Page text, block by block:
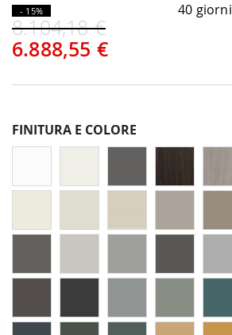
6.888,55 €
8.104,18 €
- 15% 40 giorni
FINITURA E COLORE